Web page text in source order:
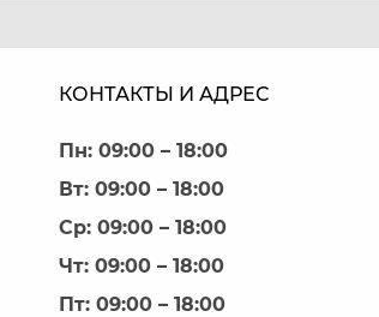
КОНТАКТЫ И АДРЕС
Пн: 09:00 – 18:00
Вт: 09:00 – 18:00
Ср: 09:00 – 18:00
Чт: 09:00 – 18:00
Пт: 09:00 – 18:00